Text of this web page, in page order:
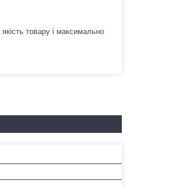
товару і максимально